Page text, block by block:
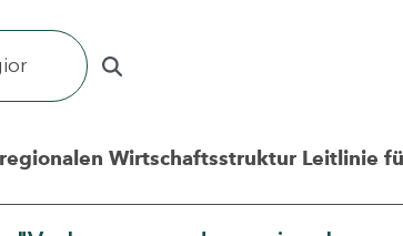
Wirtschaftsstruktur Leitlinie